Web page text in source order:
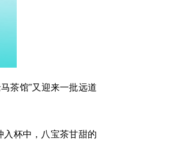
茶馆”又迎来一批远道
杯中，八宝茶甘甜的